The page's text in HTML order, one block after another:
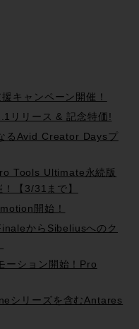
キャンペーン開催！
リリース & 記念特価!
るAvid Creator Daysプ
Tools Ultimate永続版
【3/31まで】
開始！
からSibeliusへのク
ーション開始！Pro
シリーズを含むAntares